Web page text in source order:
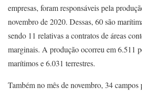
empresas, foram responsáveis pela
novembro de 2020. Dessas, 60 são
sendo 11 relativas a contratos de áreas
marginais. A produção ocorreu em 6.511
marítimos e 6.031 terrestres.
Também no mês de novembro, 34 campos